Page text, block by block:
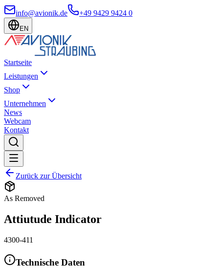
info@avionik.de +49 9429 9424 0
EN
Startseite
Leistungen
Shop
Unternehmen
News
Webcam
Kontakt
Zurück zur Übersicht
As Removed
Attiutude Indicator
4300-411
Technische Daten